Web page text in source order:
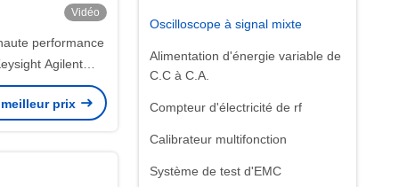
Oscilloscope à signal mixte
Alimentation d'énergie variable de
C.C à C.A.
Compteur d'électricité de rf
Calibrateur multifonction
Système de test d'EMC
Vidéo
performance
Agilent
avec une bande
GHz, 4 canaux
prix